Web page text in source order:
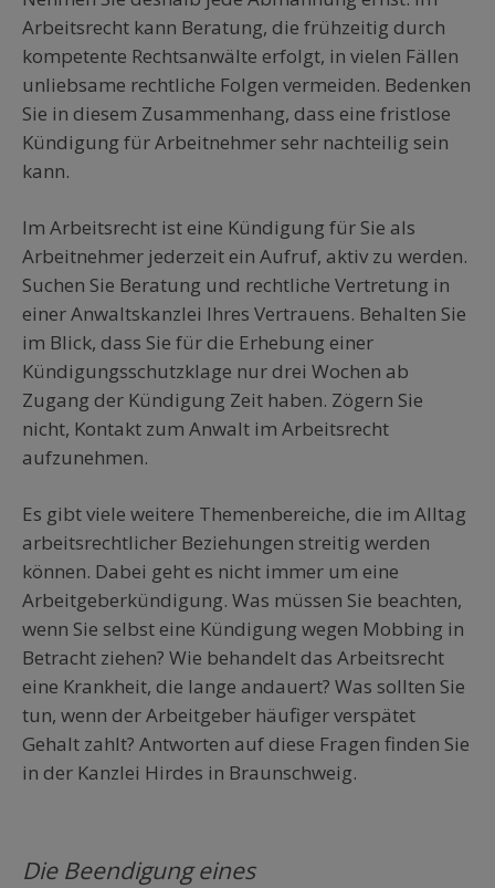
Arbeitsrecht kann Beratung, die frühzeitig durch
kompetente Rechtsanwälte erfolgt, in vielen Fällen
unliebsame rechtliche Folgen vermeiden. Bedenken
Sie in diesem Zusammenhang, dass eine fristlose
Kündigung für Arbeitnehmer sehr nachteilig sein
kann.
Im Arbeitsrecht ist eine Kündigung für Sie als
Arbeitnehmer jederzeit ein Aufruf, aktiv zu werden.
Suchen Sie Beratung und rechtliche Vertretung in
einer Anwaltskanzlei Ihres Vertrauens. Behalten Sie
im Blick, dass Sie für die Erhebung einer
Kündigungsschutzklage nur drei Wochen ab
Zugang der Kündigung Zeit haben. Zögern Sie
nicht, Kontakt zum Anwalt im Arbeitsrecht
aufzunehmen.
Es gibt viele weitere Themenbereiche, die im Alltag
arbeitsrechtlicher Beziehungen streitig werden
können. Dabei geht es nicht immer um eine
Arbeitgeberkündigung. Was müssen Sie beachten,
wenn Sie selbst eine Kündigung wegen Mobbing in
Betracht ziehen? Wie behandelt das Arbeitsrecht
eine Krankheit, die lange andauert? Was sollten Sie
tun, wenn der Arbeitgeber häufiger verspätet
Gehalt zahlt? Antworten auf diese Fragen finden Sie
in der Kanzlei Hirdes in Braunschweig.
Die Beendigung eines